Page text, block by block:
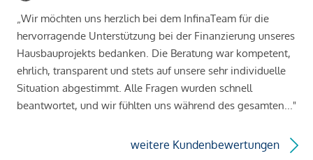
„Wir möchten uns herzlich bei dem InfinaTeam für die
hervorragende Unterstützung bei der Finanzierung unseres
Hausbauprojekts bedanken. Die Beratung war kompetent,
ehrlich, transparent und stets auf unsere sehr individuelle
Situation abgestimmt. Alle Fragen wurden schnell
beantwortet, und wir fühlten uns während des gesamten..."
weitere Kundenbewertungen